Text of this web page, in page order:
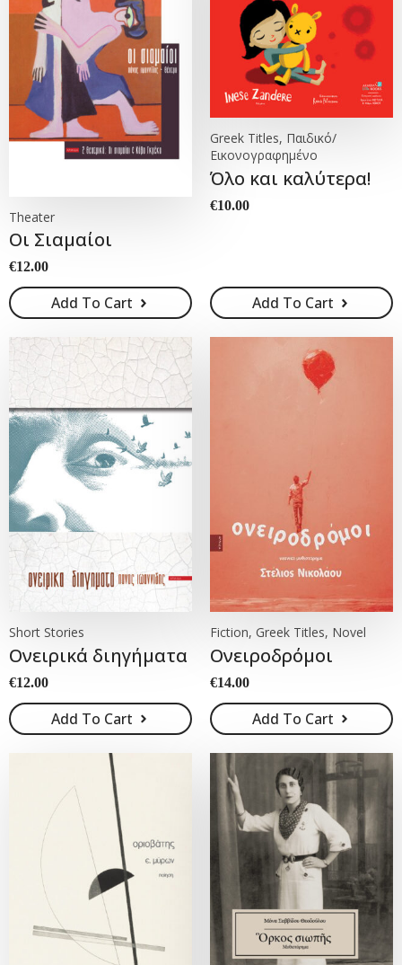
Theater
Οι Σιαμαίοι
€12.00
Add To Cart
Greek Titles, Παιδικό/
Εικονογραφημένο
Όλο και καλύτερα!
€10.00
Add To Cart
Short Stories
Ονειρικά διηγήματα
€12.00
Add To Cart
Fiction, Greek Titles, Novel
Ονειροδρόμοι
€14.00
Add To Cart